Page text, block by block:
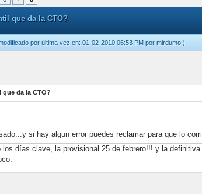
que da la CTO?
por última vez en: 01-02-2010 06:53 PM por mirdumo .)
que da la CTO?
si hay algun error puedes reclamar para que lo
los días clave, la provisional 25 de febrero!!! y la